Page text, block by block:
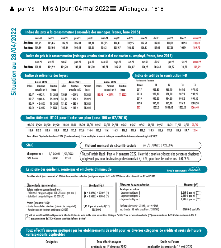
Jurisprudence
Études juridiques
Copro. en difficulté
Formez-vous !
Parole d'experts*
par YS Mis à jour : 04 mai 2022 Affichages : 1818